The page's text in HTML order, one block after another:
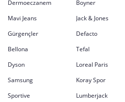
Dermoeczanem
Boyner
Mavi Jeans
Jack & Jones
Gürgençler
Defacto
Bellona
Tefal
Dyson
Loreal Paris
Samsung
Koray Spor
Sportive
Lumberjack